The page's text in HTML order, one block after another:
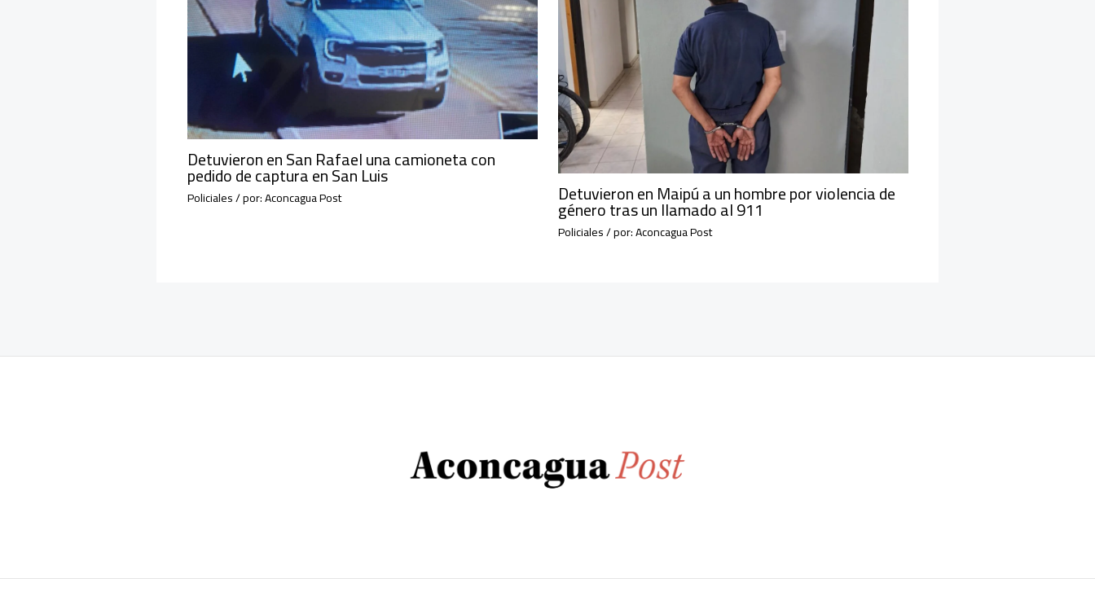
Detuvieron en San Rafael una camioneta con
pedido de captura en San Luis
Policiales/ por:Aconcagua Post Detuvieron en Maipú a un hombre por violencia de
género tras un llamado al 911
Policiales/ por:Aconcagua Post